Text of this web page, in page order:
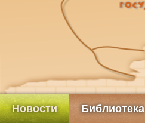
Новости Библиотека